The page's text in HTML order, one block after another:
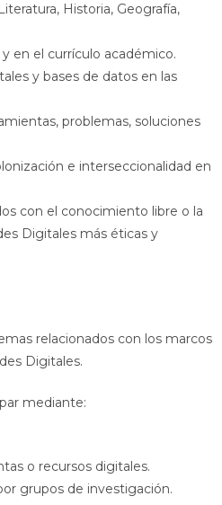
Historia, Geografía,
en el currículo académico.
y bases de datos en las
problemas, soluciones
e interseccionalidad en
con el conocimiento libre o la
Digitales más éticas y
relacionados con los marcos
Digitales.
mediante:
o recursos digitales.
grupos de investigación.